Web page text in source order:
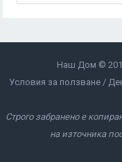
Наш Дом ©
Условия за ползване
Строго забранено е
на източника